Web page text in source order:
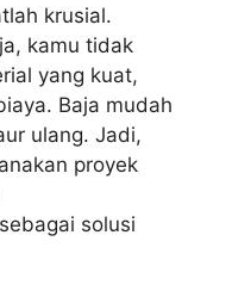
krusial.
kamu tidak
yang kuat,
Baja mudah
ulang. Jadi,
proyek
solusi